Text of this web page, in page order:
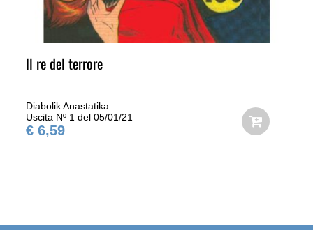
Il re del terrore
Diabolik Anastatika
Uscita Nº 1 del 05/01/21
€ 6,59